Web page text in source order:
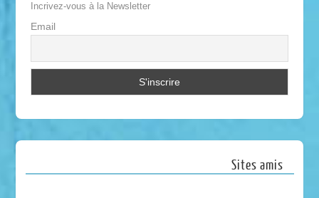
Incrivez-vous à la Newsletter
Email
Sites amis